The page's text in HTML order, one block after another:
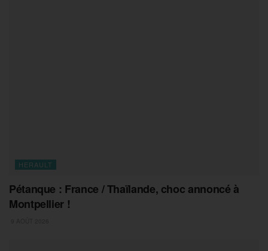
HERAULT
Pétanque : France / Thaïlande, choc annoncé à
Montpellier !